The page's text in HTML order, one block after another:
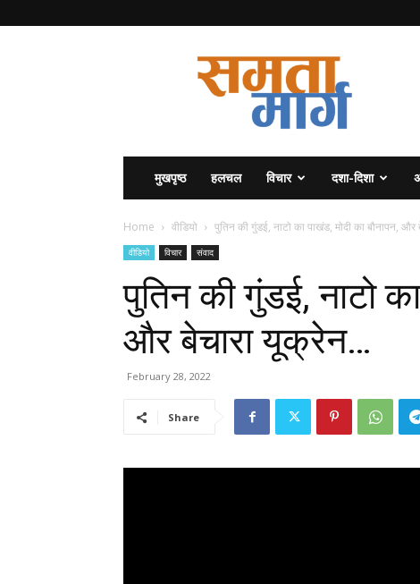
मुखपृष्ठ हलचल विचार दशा-दिशा
Home वीडियो पुतिन की गुंडई, नाटो का पाखंड, मोदी का बौनापन,
वीडियो विचार संवाद
पुतिन की गुंडई, नाटो
और बेचारा यूक्रेन…
February 28, 2022
Share